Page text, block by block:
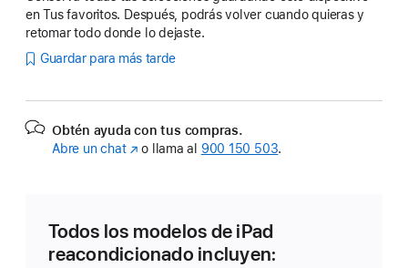
en Tus favoritos. Después, podrás volver cuando quieras y
retomar todo donde lo dejaste.
Guardar para más tarde
Obtén ayuda con tus compras.
Abre un chat(Se
ventana
nueva)
o llama al 900 150 503.
Todos los modelos de iPad
reacondicionado incluyen: